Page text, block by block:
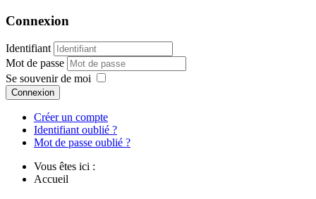
Connexion
Identifiant
Mot de passe
Se souvenir de moi
Connexion
Créer un compte
Identifiant oublié ?
Mot de passe oublié ?
Vous êtes ici :
Accueil